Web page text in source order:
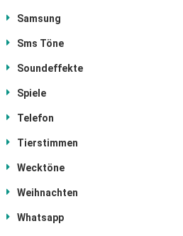
Samsung
Sms Töne
Soundeffekte
Spiele
Telefon
Tierstimmen
Wecktöne
Weihnachten
Whatsapp